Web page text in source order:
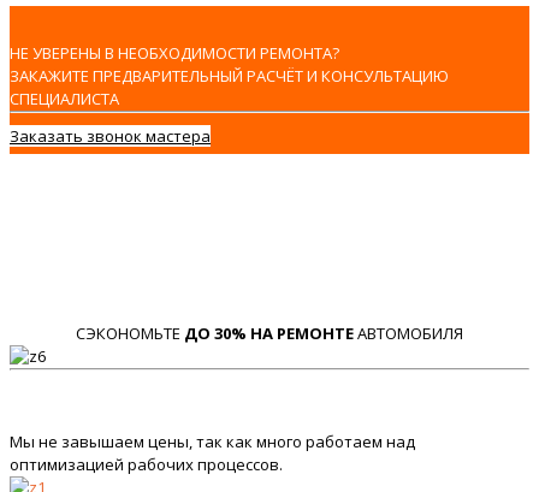
НЕ УВЕРЕНЫ В НЕОБХОДИМОСТИ РЕМОНТА?
ЗАКАЖИТЕ ПРЕДВАРИТЕЛЬНЫЙ РАСЧЁТ И КОНСУЛЬТАЦИЮ
СПЕЦИАЛИСТА
Заказать звонок мастера
СЭКОНОМЬТЕ ДО 30% НА РЕМОНТЕАВТОМОБИЛЯ
Мы не завышаем цены, так как много работаем над
оптимизацией рабочих процессов.